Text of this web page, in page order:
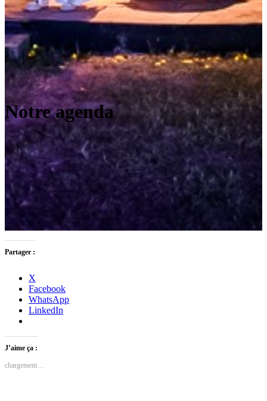
Notre agenda
Partager :
X
Facebook
WhatsApp
LinkedIn
J’aime ça :
chargement…